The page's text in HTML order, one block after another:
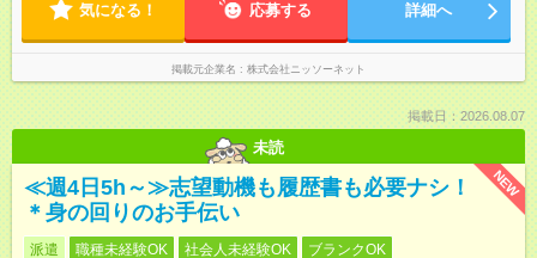
気になる！ 応募する 詳細へ
掲載元企業名 株式会社ニッソーネット
掲載日：2026.08.07
未読
NEW
≪週4日5h～≫志望動機も履歴書も必要ナシ！
＊身の回りのお手伝い
派遣 職種未経験OK 社会人未経験OK ブランクOK